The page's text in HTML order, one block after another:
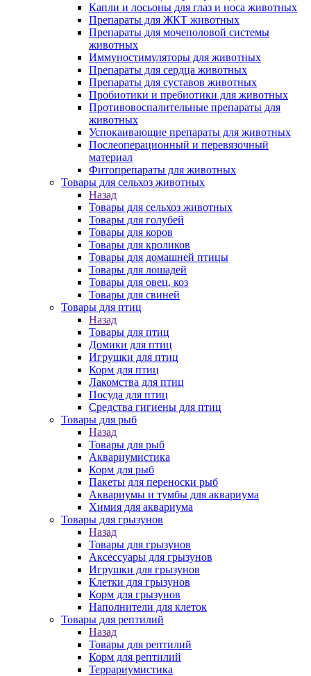
Капли и лосьоны для глаз и носа животных
Препараты для ЖКТ животных
Препараты для мочеполовой системы
животных
Иммуностимуляторы для животных
Препараты для сердца животных
Препараты для суставов животных
Пробиотики и пребиотики для животных
Противовоспалительные препараты для
животных
Успокаивающие препараты для животных
Послеоперационный и перевязочный
материал
Фитопрепараты для животных
Товары для сельхоз животных
Назад
Товары для сельхоз животных
Товары для голубей
Товары для коров
Товары для кроликов
Товары для домашней птицы
Товары для лошадей
Товары для овец, коз
Товары для свиней
Товары для птиц
Назад
Товары для птиц
Домики для птиц
Игрушки для птиц
Корм для птиц
Лакомства для птиц
Посуда для птиц
Средства гигиены для птиц
Товары для рыб
Назад
Товары для рыб
Аквариумистика
Корм для рыб
Пакеты для переноски рыб
Аквариумы и тумбы для аквариума
Химия для аквариума
Товары для грызунов
Назад
Товары для грызунов
Аксессуары для грызунов
Игрушки для грызунов
Клетки для грызунов
Корм для грызунов
Наполнители для клеток
Товары для рептилий
Назад
Товары для рептилий
Корм для рептилий
Террариумистика